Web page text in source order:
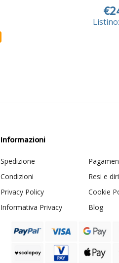
Listino:
Informazioni
Spedizione
Condizioni
Resi e
Privacy Policy
Cookie
Informativa Privacy
Blog